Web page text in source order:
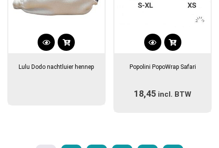
Lulu Dodo nachtluier hennep
Dit
heeft
variaties.
Popolini PopoWrap Safari
18,45 incl. BTW